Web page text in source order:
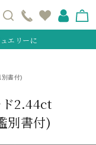
エリーに
書付)
2.44ct
別書付)